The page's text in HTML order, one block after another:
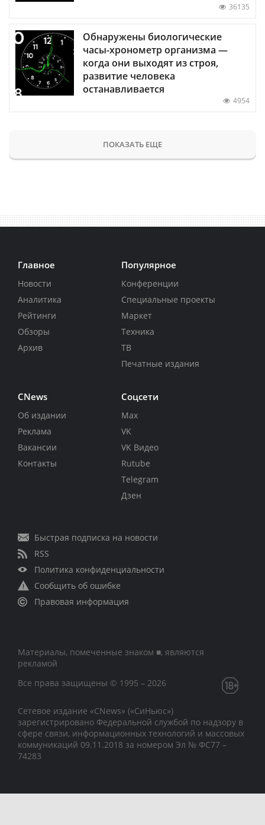
36135
Обнаружены биологические
часы-хронометр организма —
когда они выходят из строя,
развитие человека
останавливается
4954
ПОКАЗАТЬ ЕЩЕ
Главное
Новости
Аналитика
Рейтинги
Обзоры
Архив
Популярное
Конференции
Специальные проекты
Маркет
Техника
ТВ
Печатные издания
CNews
Об издании
Реклама
Вакансии
Контакты
Соцсети
Max
VK
VK Видео
Rutube
Telegram
Дзен
Быстрая подписка на новости
RSS
Политика конфиденциальности
Сообщить об ошибке
Правовая информация
Материалы, помеченные знаком ■, являются
рекламой
Все права защищены © 1995 – 2026
Сетевое издание «CNews» («СиНьюс»)
зарегистрировано Федеральной службой по надзору в
сфере связи, информационных технологий и массовых
коммуникаций 09.11.2018 за номером Эл № ФС77 –
74283